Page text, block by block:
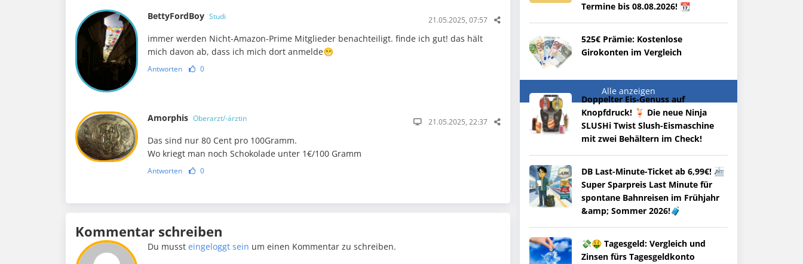
BettyFordBoy Studi 21.05.2025, 07:57
immer werden Nicht-Amazon-Prime Mitglieder benachteiligt. finde ich gut! das hält
mich davon ab, dass ich mich dort anmelde😁
Antworten 0
Amorphis Oberarzt/-ärztin 21.05.2025, 22:37
Das sind nur 80 Cent pro 100Gramm.
Wo kriegt man noch Schokolade unter 1€/100 Gramm
Antworten 0
Kommentar schreiben
Du mussteingeloggt sein um einen Kommentar zu schreiben.
Termine bis 08.08.2026! 📆
525€ Prämie: Kostenlose
Girokonten im Vergleich
Alle anzeigen
Doppelter Eis-Genuss auf
Knopfdruck! 🍹 Die neue Ninja
SLUSHi Twist Slush-Eismaschine
mit zwei Behältern im Check!
DB Last-Minute-Ticket ab 6,99€! 🚈
Super Sparpreis Last Minute für
spontane Bahnreisen im Frühjahr
&amp; Sommer 2026!🧳
💸🤑 Tagesgeld: Vergleich und
Zinsen fürs Tagesgeldkonto